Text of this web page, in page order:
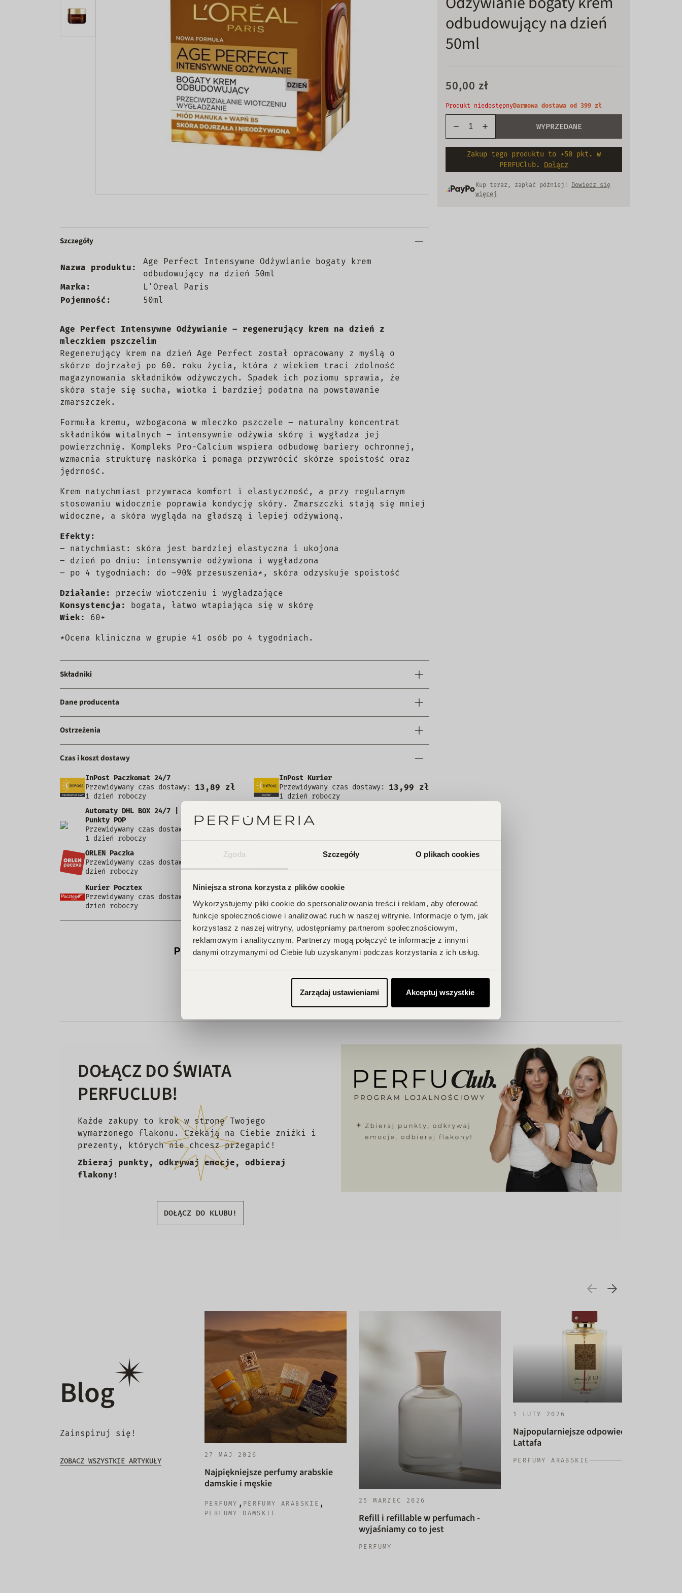
Zgoda Szczegóły O plikach cookies
Niniejsza strona korzysta z plików cookie
Wykorzystujemy pliki cookie do spersonalizowania treści i reklam, aby oferować
funkcje społecznościowe i analizować ruch w naszej witrynie. Informacje o tym, jak
korzystasz z naszej witryny, udostępniamy partnerom społecznościowym,
reklamowym i analitycznym. Partnerzy mogą połączyć te informacje z innymi
danymi otrzymanymi od Ciebie lub uzyskanymi podczas korzystania z ich usług.
Zarządaj ustawieniami Akceptuj wszystkie
odbudowujący na dzień
50ml
50,00 zł
Produkt niedostępnyDarmowa dostawa od 399 zł
WYPRZEDANE
Zakup tego produktu to +50 pkt. w
PERFUClub. Dołącz
Kup teraz, zapłać później!
Dowiedz się
więcej
Szczegóły
Nazwa produktu:
Age Perfect Intensywne Odżywianie bogaty krem
odbudowujący na dzień 50ml
Marka:
L'Oreal Paris
Pojemność:
50ml
Age Perfect Intensywne Odżywianie – regenerujący krem na dzień z
mleczkiem pszczelim
Regenerujący krem na dzień Age Perfect został opracowany z myślą o
skórze dojrzałej po 60. roku życia, która z wiekiem traci zdolność
magazynowania składników odżywczych. Spadek ich poziomu sprawia, że
skóra staje się sucha, wiotka i bardziej podatna na powstawanie
zmarszczek.
Formuła kremu, wzbogacona w mleczko pszczele – naturalny koncentrat
składników witalnych – intensywnie odżywia skórę i wygładza jej
powierzchnię. Kompleks Pro-Calcium wspiera odbudowę bariery ochronnej,
wzmacnia strukturę naskórka i pomaga przywrócić skórze spoistość oraz
jędrność.
Krem natychmiast przywraca komfort i elastyczność, a przy regularnym
stosowaniu widocznie poprawia kondycję skóry. Zmarszczki stają się mniej
widoczne, a skóra wygląda na gładszą i lepiej odżywioną.
Efekty:
– natychmiast: skóra jest bardziej elastyczna i ukojona
– dzień po dniu: intensywnie odżywiona i wygładzona
– po 4 tygodniach: do –90% przesuszenia*, skóra odzyskuje spoistość
Działanie:
przeciw wiotczeniu i wygładzające
Konsystencja:
bogata, łatwo wtapiająca się w skórę
Wiek:
60+
*Ocena kliniczna w grupie 41 osób po 4 tygodniach.
Składniki
Dane producenta
Ostrzeżenia
Czas i koszt dostawy
InPost Paczkomat 24/7
Przewidywany czas dostawy:
1 dzień roboczy
13,89 zł
InPost Kurier
Przewidywany czas dostawy:
1 dzień roboczy
13,99 zł
Automaty DHL BOX 24/7 |
Punkty POP
Przewidywany czas dostawy:
1 dzień roboczy
12,99 zł
DHL Kurier
Przewidywany czas dostawy:
ORLEN Paczka
Przewidywany czas dostawy: 1
dzień roboczy
Pocztex PUNKT/AUTOMAT
dzień roboczy
Kurier Pocztex
Przewidywany czas dostawy: 1
dzień roboczy
Produkt nie posiada recenzji
DOŁĄCZ DO ŚWIATA
PERFUCLUB!
Każde zakupy to krok w stronę Twojego
wymarzonego flakonu. Czekają na Ciebie zniżki i
prezenty, których nie chcesz przegapić!
Zbieraj punkty, odkrywaj emocje, odbieraj
flakony!
DOŁĄCZ DO KLUBU!
Blog
Zainspiruj się!
ZOBACZ WSZYSTKIE ARTYKUŁY
27 MAJ 2026
Najpiękniejsze perfumy arabskie
damskie i męskie
PERFUMY , PERFUMY ARABSKIE ,
PERFUMY DAMSKIE
25 MARZEC 2026
Refill i refillable w perfumach -
wyjaśniamy co to jest
PERFUMY
1 LUTY 2026
Najpopularniejsze odpowiedniki
Lattafa
PERFUMY ARABSKIE